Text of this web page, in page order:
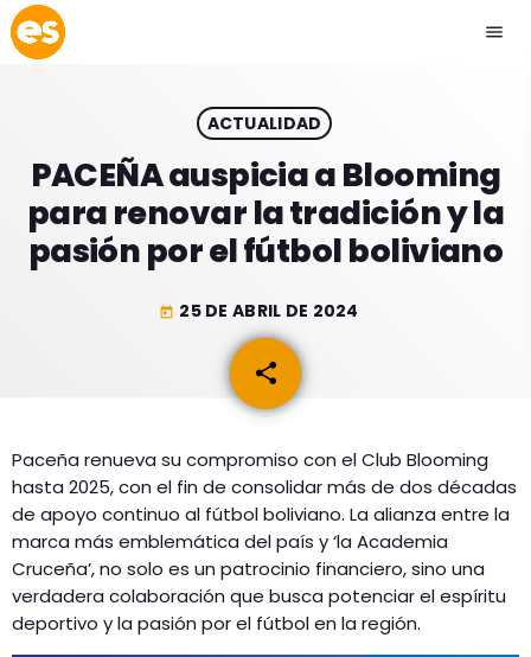
menu
play_arrow EMISIÓN LA PAZ
play_arrow EMISIÓN COCHABAMBA
ACTUALIDAD
ESPECTÁCULOS
GEEKERS
MÚSICA
ENTRETENIMIENTO
PROGRAMACIÓN
INICIO
RADIO SPLENDID
ACTUALIDAD
PACEÑA auspicia a Blooming
para renovar la tradición y la
pasión por el fútbol boliviano
today 25 DE ABRIL DE 2024
share
email
Paceña renueva su compromiso con el Club Blooming
hasta 2025, con el fin de consolidar más de dos décadas
de apoyo continuo al fútbol boliviano. La alianza entre la
marca más emblemática del país y ‘la Academia
Cruceña’, no solo es un patrocinio financiero, sino una
verdadera colaboración que busca potenciar el espíritu
deportivo y la pasión por el fútbol en la región.